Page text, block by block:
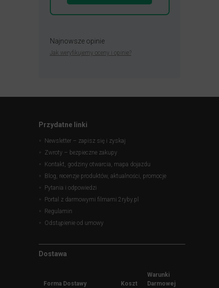
Najnowsze opinie
Jak weryfikujemy oceny i opinie?
Przydatne linki
Newsletter – zapisz się i zyskaj
Zwroty – bezpieczne zakupy
Kontakt, godziny otwarcia, mapa dojazdu
Blog, recenzje produktów, aktualności, promocje
Pytania i odpowiedzi
Portal z darmowymi filmami 2ryby.pl
Regulamin
Odstąpienie od umowy
Dostawa
Forma Dostawy Koszt
Warunki
Darmowej